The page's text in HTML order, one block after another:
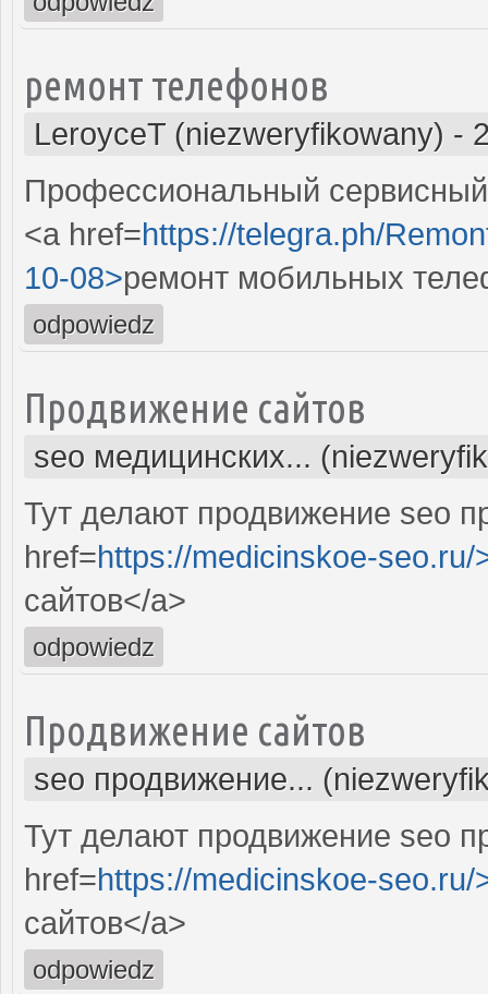
ремонт телефонов
LeroyceT (niezweryfikowany) -
Профессиональный
<a href=https://telegra.ph/
10-08>ремонт мобильных
odpowiedz
Продвижение сайтов
seo медицинских...
Тут делают продвижение seo
href=https://medicinskoe-seo.ru/
сайтов</a>
odpowiedz
Продвижение сайтов
seo продвижение...
Тут делают продвижение seo
href=https://medicinskoe-seo.ru/
сайтов</a>
odpowiedz